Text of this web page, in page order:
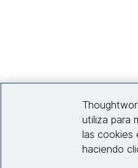
utiliza para
las cookies
haciendo